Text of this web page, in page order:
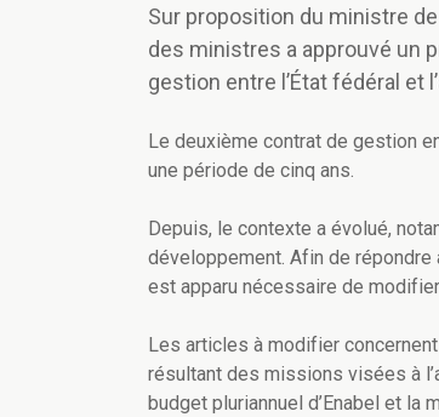
Sur proposition du ministre
des ministres a approuvé un
gestion entre l’État fédéral et
Le deuxième contrat de gestion
une période de cinq ans.
Depuis, le contexte a évolué,
développement. Afin de
est apparu nécessaire de
Les articles à modifier
résultant des missions visées à
budget pluriannuel d’Enabel et la